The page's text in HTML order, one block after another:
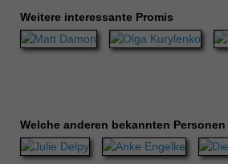
Weitere interessante Promis
Welche anderen bekannten Personen